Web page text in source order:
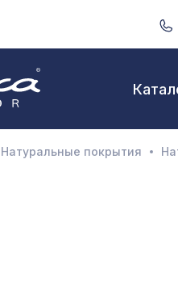
3D
Натуральные покрытия